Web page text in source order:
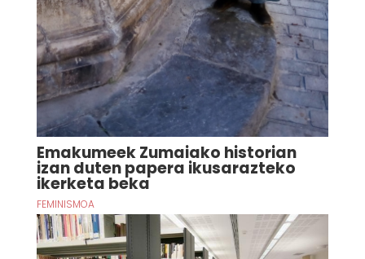
Emakumeek Zumaiako historian
izan duten papera ikusarazteko
ikerketa beka
FEMINISMOA